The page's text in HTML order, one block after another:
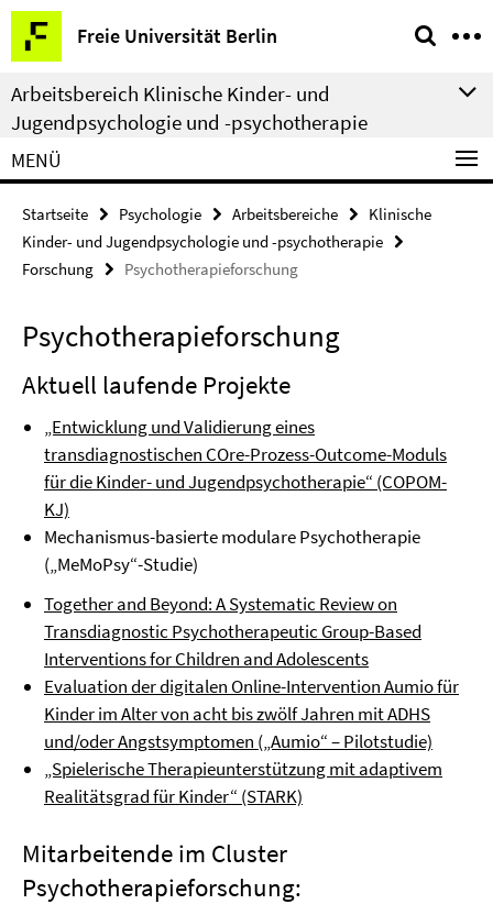
Springe
direkt
zu
Inhalt
Freie Universität Berlin
Service-
Navigation
Arbeitsbereich Klinische Kinder- und
Jugendpsychologie und -psychotherapie
MENÜ
Startseite Psychologie Arbeitsbereiche
Klinische
Kinder- und Jugendpsychologie und -psychotherapie
Forschung
Psychotherapieforschung
Psychotherapieforschung
Aktuell laufende Projekte
„Entwicklung und Validierung eines
transdiagnostischen COre-Prozess-Outcome-Moduls
für die Kinder- und Jugendpsychotherapie“ (COPOM-
KJ)
Mechanismus-basierte modulare Psychotherapie
(„MeMoPsy“-Studie)
Together and Beyond: A Systematic Review on
Transdiagnostic Psychotherapeutic Group-Based
Interventions for Children and Adolescents
Evaluation der digitalen Online-Intervention Aumio für
Kinder im Alter von acht bis zwölf Jahren mit ADHS
und/oder Angstsymptomen („Aumio“ – Pilotstudie)
„Spielerische Therapieunterstützung mit adaptivem
Realitätsgrad für Kinder“ (STARK)
Mitarbeitende im Cluster
Psychotherapieforschung: